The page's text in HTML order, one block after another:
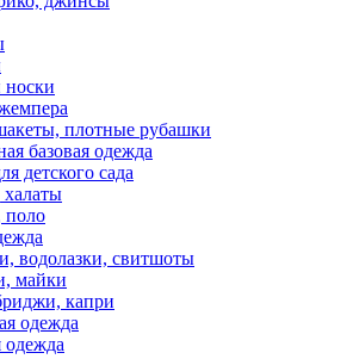
носки
плотные рубашки
базовая одежда
детского сада
поло
водолазки, свитшоты
майки
капри
одежда
одежда